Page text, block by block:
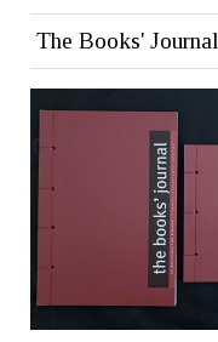
The Books' Journal